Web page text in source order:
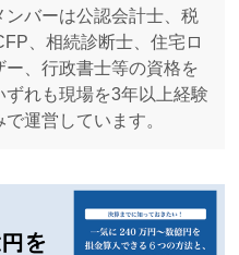
ンバーは公認会計士、税
、相続診断士、住宅ロ
ー、行政書士等の資格を
ずれも現場を3年以上経験
運営しています。